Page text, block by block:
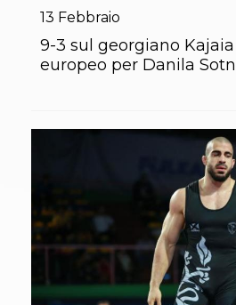
Corsi di
Corsi FIJLKAM-
Corsi
Edutraining class -
Sportello
News
FAQ
Quesiti
Documenti
13 Febbraio
9-3 sul georgiano
europeo per Danila